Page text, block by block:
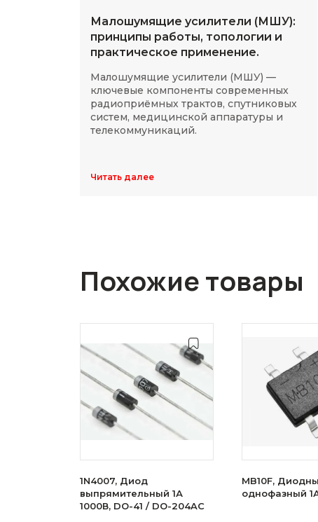
Малошумящие усилители (МШУ):
принципы работы, топологии и
практическое применение.
Малошумящие усилители (МШУ) —
ключевые компоненты современных
радиоприёмных трактов, спутниковых
систем, медицинской аппаратуры и
телекоммуникаций.
Читать далее
Похожие товары
1N4007, Диод
выпрямительный 1А
1000В, DO-41 / DO-204AC
MB10F,
однофазный